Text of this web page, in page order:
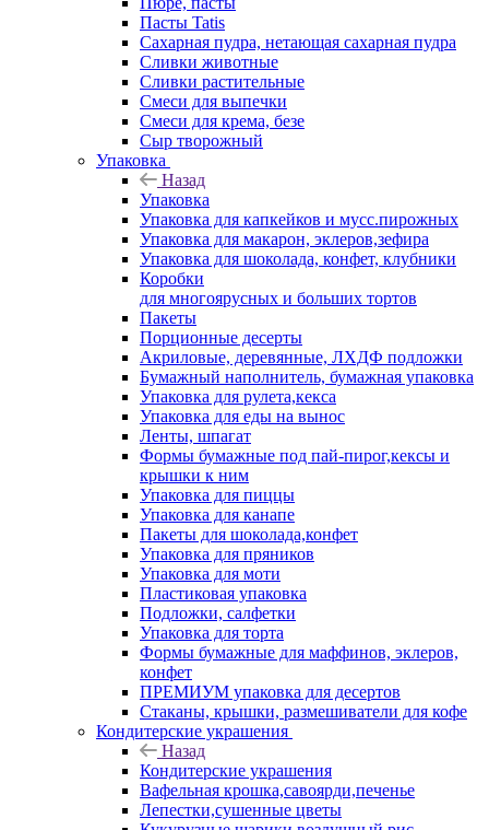
Пасты Tatis
Сахарная пудра, нетающая сахарная пудра
Сливки животные
Сливки растительные
Смеси для выпечки
Смеси для крема, безе
Сыр творожный
Упаковка
Назад
Упаковка
Упаковка для капкейков и мусс.пирожных
Упаковка для макарон, эклеров,зефира
Упаковка для шоколада, конфет, клубники
Коробки
для многоярусных и больших тортов
Пакеты
Порционные десерты
Акриловые, деревянные, ЛХДФ подложки
Бумажный наполнитель, бумажная упаковка
Упаковка для рулета,кекса
Упаковка для еды на вынос
Ленты, шпагат
Формы бумажные под пай-пирог,кексы и
крышки к ним
Упаковка для пиццы
Упаковка для канапе
Пакеты для шоколада,конфет
Упаковка для пряников
Упаковка для моти
Пластиковая упаковка
Подложки, салфетки
Упаковка для торта
Формы бумажные для маффинов, эклеров,
конфет
ПРЕМИУМ упаковка для десертов
Стаканы, крышки, размешиватели для кофе
Кондитерские украшения
Назад
Кондитерские украшения
Вафельная крошка,савоярди,печенье
Лепестки,сушенные цветы